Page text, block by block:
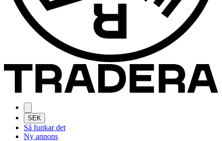
SEK
Så funkar det
Ny annons